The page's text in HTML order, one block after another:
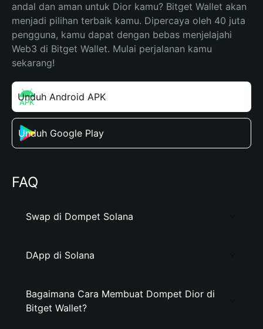
andal dan aman untuk Dior kamu? Bitget Wallet akan
menjadi pilihan terbaik kamu. Dipercaya oleh 40 juta
pengguna, kamu dapat dengan bebas menjelajahi
Web3 di Bitget Wallet. Mulai perjalanan kamu
sekarang!
Unduh Android APK
Unduh Google Play
FAQ
Swap di Dompet Solana
DApp di Solana
Bagaimana Cara Membuat Dompet Dior di
Bitget Wallet?